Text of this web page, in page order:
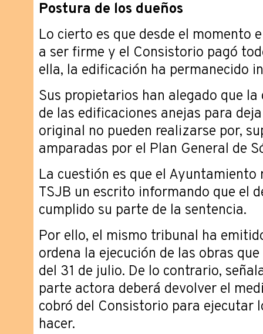
Postura de los dueños
Lo cierto es que desde el momento
a ser firme y el Consistorio pagó
ella, la edificación ha permanecido
Sus propietarios han alegado que
de las edificaciones anejas para
original no pueden realizarse por,
amparadas por el Plan General de
La cuestión es que el
TSJB un escrito informando que el
cumplido su parte de la sentencia.
Por ello, el mismo tribunal ha
ordena la ejecución de las obras
del 31 de julio. De lo contrario,
parte actora deberá devolver el
cobró del Consistorio para ejecutar
hacer.